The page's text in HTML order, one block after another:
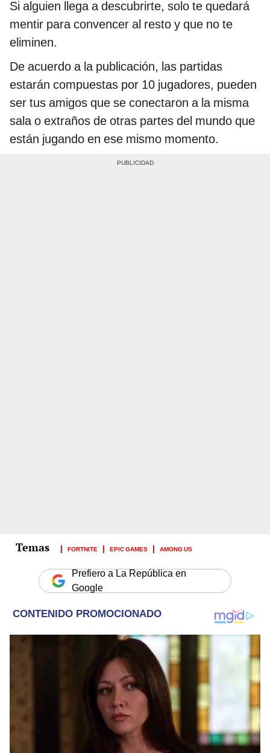
Si alguien llega a descubrirte, solo te quedará
mentir para convencer al resto y que no te
eliminen.
De acuerdo a la publicación, las partidas
estarán compuestas por 10 jugadores, pueden
ser tus amigos que se conectaron a la misma
sala o extraños de otras partes del mundo que
están jugando en ese mismo momento.
FORTNITE EPIC GAMES AMONG US
Prefiero a La República en
Google